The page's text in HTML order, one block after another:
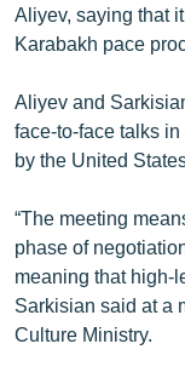
ՏԵՍԱՆՅՈՒԹԵՐ
ՁԳՏԵԼՈՎ
ՓՈԴՔԱՍԹ
Հայերեն
English
Русский
Aliyev, saying that
Karabakh pace
Aliyev and
face-to-face talks
by the United
“The meeting
phase of
meaning that high-
Sarkisian said at a
Culture Ministry.